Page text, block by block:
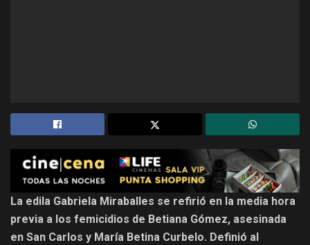
La edila Gabriela Miraballes se refirió en la media hora
previa a los femicidios de Betiana Gómez, asesinada
en San Carlos y María Betina Curbelo. Definió al